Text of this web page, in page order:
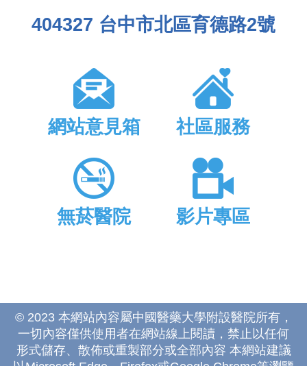
404327 台中市北區育德路2號
網站意見箱 社區服務
無菸醫院 影片專區
© 2023 本網站內容屬中國醫藥大學附設醫院所有，
一切內容僅供使用者在網站線上閱讀，禁止以任何
形式儲存、散佈或重製部分或全部內容 本網站建議